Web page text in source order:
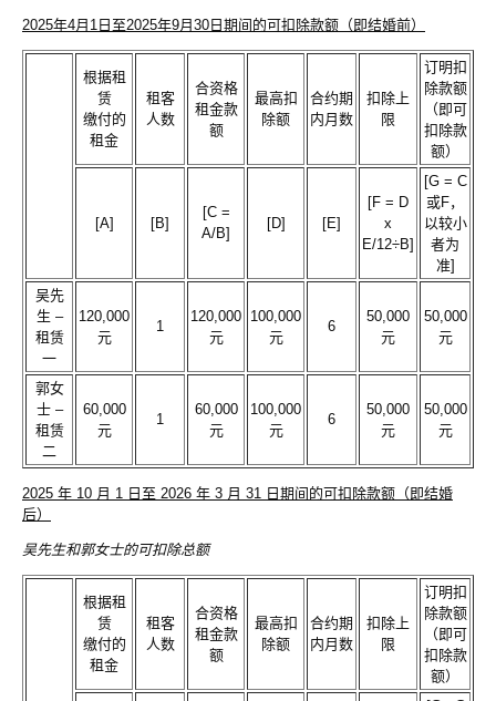
2025年4月1日至2025年9月30日期间的可扣除款额（即结婚前）
根据租
赁
缴付的
租金
租客
人数
合资格
租金款
额
最高扣
除额
合约期
内月数
扣除上
限
订明扣
除款额
（即可
扣除款
额）
[A] [B]
[C =
A/B]
[D] [E]
[F = D
x
E/12÷B]
[G = C
或F，
以较小
者为
准]
吴先
生 –
租赁
一
120,000
元
1
120,000
元
100,000
元
6
50,000
元
50,000
元
郭女
士 –
租赁
二
60,000
元
1
60,000
元
100,000
元
6
50,000
元
50,000
元
2025 年 10 月 1 日至 2026 年 3 月 31 日期间的可扣除款额（即结婚
后）
吴先生和郭女士的可扣除总额
根据租
赁
缴付的
租金
租客
人数
合资格
租金款
额
最高扣
除额
合约期
内月数
扣除上
限
订明扣
除款额
（即可
扣除款
额）